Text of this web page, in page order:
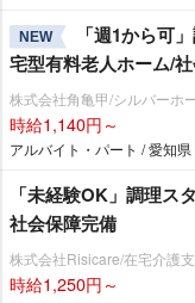
NEW
「週1から可
宅型有料老人ホーム/
株式会社角亀甲/シルバーホ
時給1,140円～
アルバイト・パート / 愛知県
「未経験OK」調理ス
社会保障完備
株式会社Risicare/在宅介護
時給1,250円～